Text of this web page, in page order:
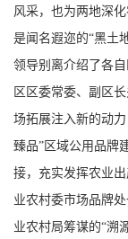
风采，也为两地深
是闻名遐迩的“黑土
领导别离介绍了各
区区委常委、副区
场拓展注入新的动
臻品”区域公用品牌
接，充实发挥农业
业农村委市场品牌
业农村局筹谋的“溯